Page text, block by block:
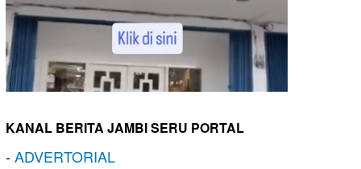
KANAL BERITA JAMBI SERU PORTAL
-ADVERTORIAL